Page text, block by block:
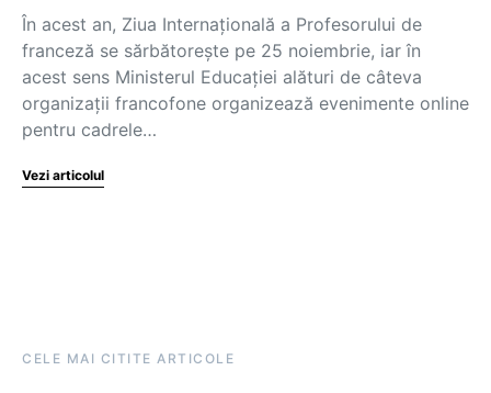
În acest an, Ziua Internațională a Profesorului de
franceză se sărbătorește pe 25 noiembrie, iar în
acest sens Ministerul Educației alături de câteva
organizații francofone organizează evenimente online
pentru cadrele…
Vezi articolul
CELE MAI CITITE ARTICOLE